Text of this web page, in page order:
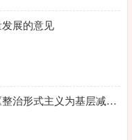
展的意见
中共中央办公厅 国务院办公厅印发《整治形式主义为基层减负若干规定》